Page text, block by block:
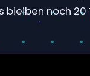
bleiben noch